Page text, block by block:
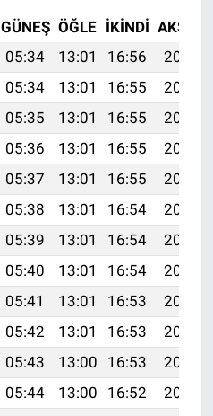
GÜNEŞ ÖĞLE İKINDI AKŞAM
05:34 13:01 16:56
20:18
05:34 13:01 16:55
20:17
05:35 13:01 16:55
20:16
05:36 13:01 16:55
20:15
05:37 13:01 16:55
20:15
05:38 13:01 16:54
20:14
05:39 13:01 16:54
20:13
05:40 13:01 16:54
20:12
05:41 13:01 16:53
20:10
05:42 13:01 16:53
20:09
05:43 13:00 16:53
20:08
05:44 13:00 16:52
20:07